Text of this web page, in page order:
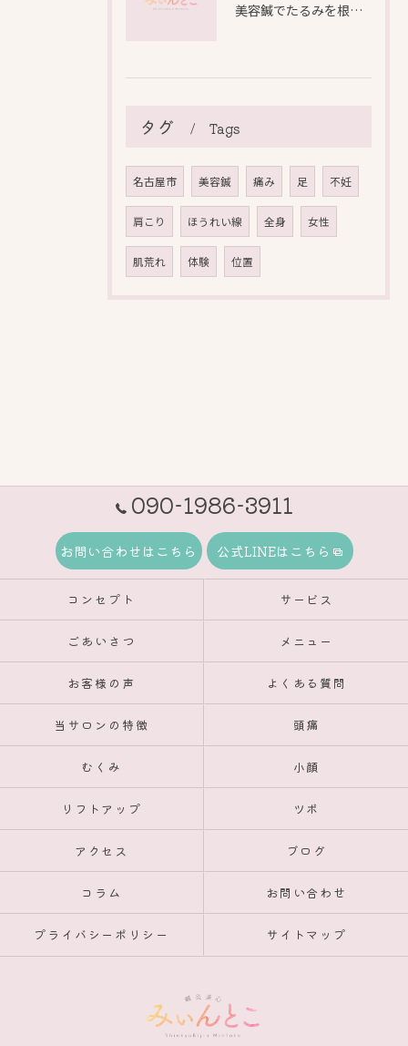
美容鍼でたるみを根本から改善し自然なリフトアップを叶える方法
タグ Tags
名古屋市 美容鍼 痛み 足 不妊
肩こり ほうれい線 全身 女性
肌荒れ 体験 位置
090-1986-3911
お問い合わせはこちら 公式LINEはこちら
コンセプト サービス
ごあいさつ メニュー
お客様の声 よくある質問
当サロンの特徴 頭痛
むくみ 小顔
リフトアップ ツボ
アクセス ブログ
コラム お問い合わせ
プライバシーポリシー サイトマップ